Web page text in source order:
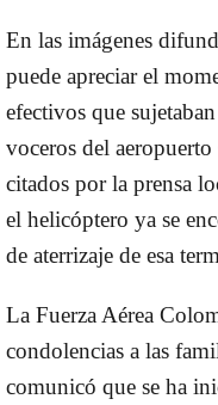
En las imágenes
puede apreciar el
efectivos que
voceros del
citados por la prensa
el helicóptero ya se
de aterrizaje de esa
La Fuerza Aérea
condolencias a las
comunicó que se ha